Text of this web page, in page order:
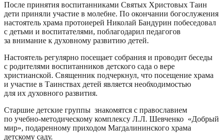
После принятия воспитанниками Святых Христовых Таин
дети приняли участие в молебне. По окончании богослужения
настоятель храма протоиерей Николай Бандурин побеседовал
с детьми и воспитателями, поблагодарил педагогов
за внимание к духовному развитию детей.
Настоятель регулярно посещает собрания и проводит беседы
с родителями воспитанников детского сада о вере
христианской. Священник подчеркнул, что посещение храма
и участие в Таинствах детей является необходимостью
для их духовного развития.
Старшие детские группы знакомятся с православием
по учебно-методическому комплексу Л.Л. Шевченко «Добрый
мир», подаренному приходом Магдалининского храма
детскому саду.